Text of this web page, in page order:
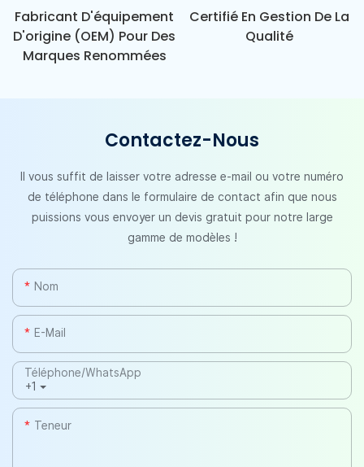
Fabricant D'équipement
D'origine (OEM) Pour Des
Marques Renommées
Certifié En Gestion De La
Qualité
Contactez-Nous
Il vous suffit de laisser votre adresse e-mail ou votre numéro
de téléphone dans le formulaire de contact afin que nous
puissions vous envoyer un devis gratuit pour notre large
gamme de modèles !
Nom
E-Mail
+1
Téléphone/WhatsApp
Teneur